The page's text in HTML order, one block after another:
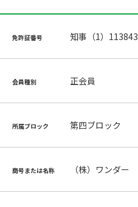
免許証番号 知事（1）113843
会員種別 正会員
所属ブロック 第四ブロック
商号または名称 （株）ワンダー